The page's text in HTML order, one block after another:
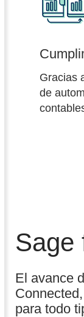
Gracias
de
Sage
El avance
Connected,
para todo